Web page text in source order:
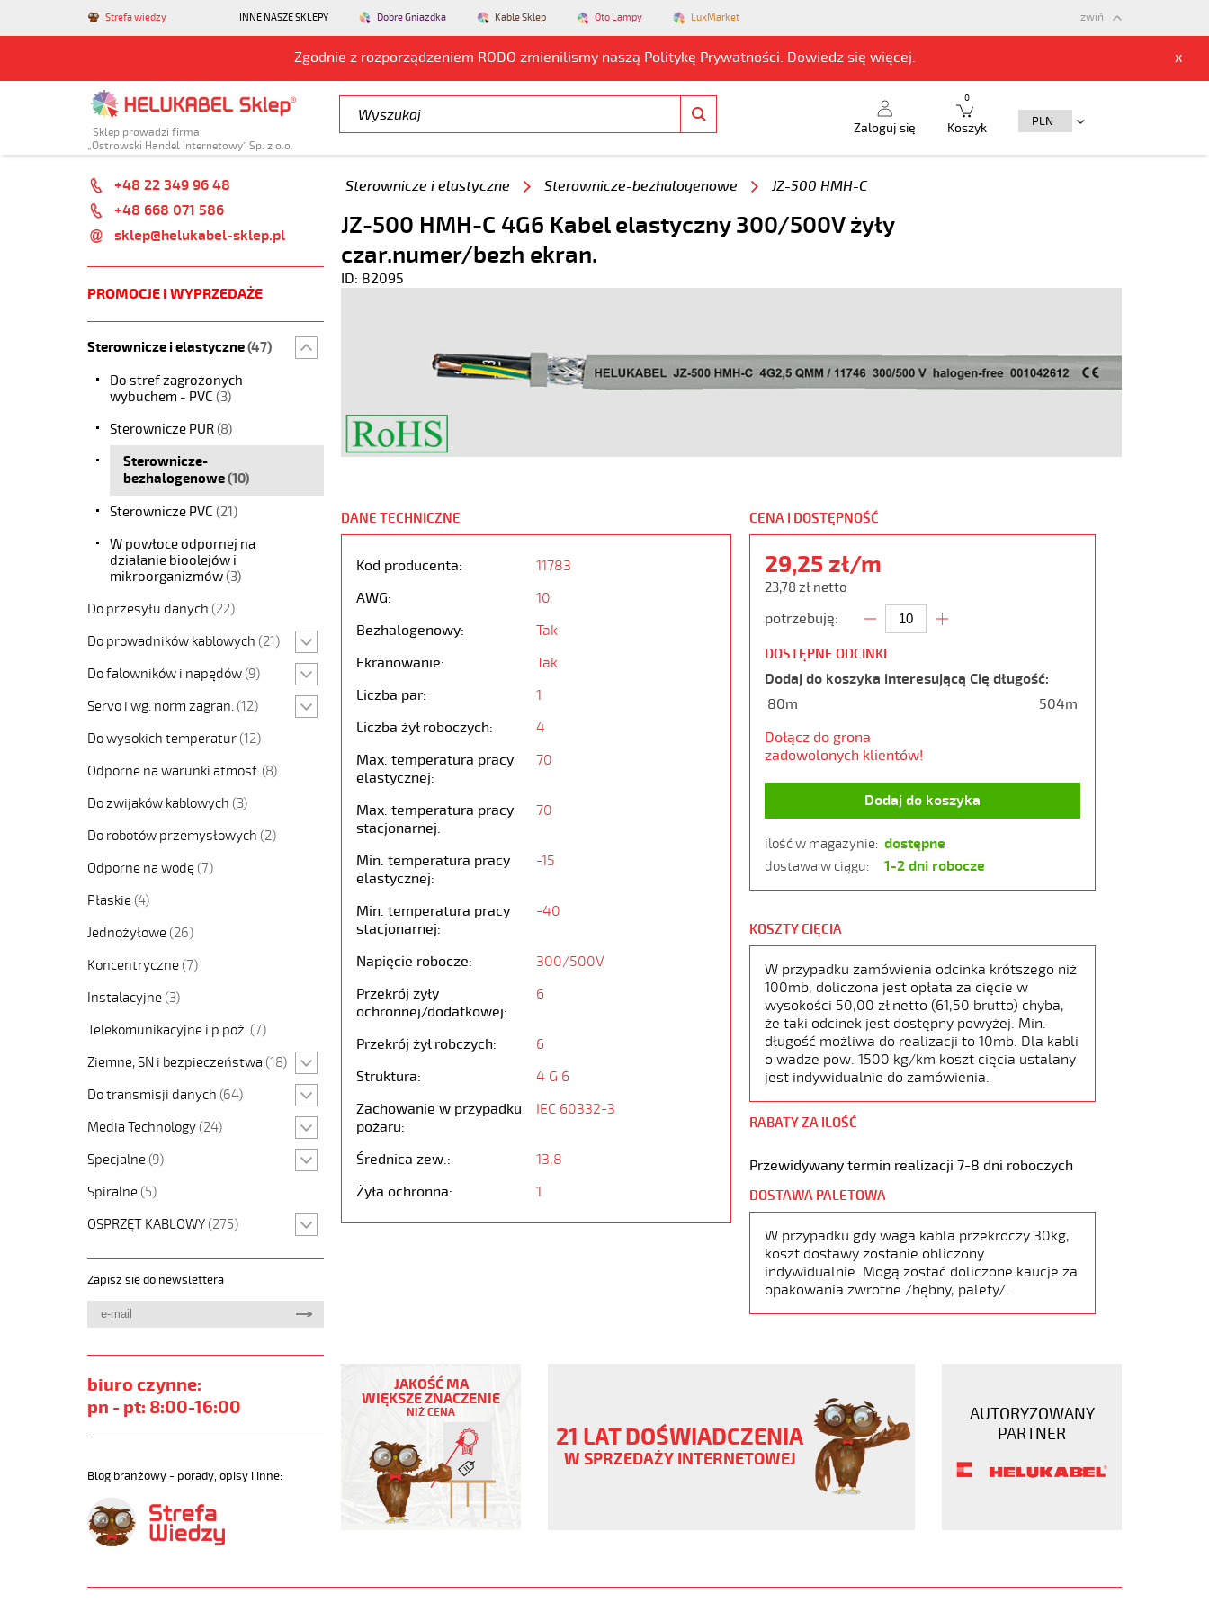
Strefa wiedzy INNE NASZE SKLEPY Dobre Gniazdka Kable Sklep Oto Lampy LuxMarket
Zgodnie z rozporządzeniem RODO zmienilismy naszą Politykę Prywatności. Dowiedz się więcej. x
zwiń
Sklep prowadzi firma
„Ostrowski Handel Internetowy” Sp. z o.o.
Zaloguj się Koszyk
0
+48 22 349 96 48
+48 668 071 586
sklep@helukabel-sklep.pl
PROMOCJE I WYPRZEDAŻE
Sterownicze i elastyczne(47)
Do stref zagrożonych
wybuchem - PVC (3)
Sterownicze PUR(8)
Sterownicze-
bezhalogenowe(10)
Sterownicze PVC (21)
W powłoce odpornej na
działanie bioolejów i
mikroorganizmów(3)
Do przesyłu danych (22)
Do prowadników kablowych (21)
Do falowników i napędów (9)
Servo i wg. norm zagran. (12)
Do wysokich temperatur (12)
Odporne na warunki atmosf. (8)
Do zwijaków kablowych (3)
Do robotów przemysłowych (2)
Odporne na wodę (7)
Płaskie (4)
Jednożyłowe (26)
Koncentryczne (7)
Instalacyjne (3)
Telekomunikacyjne i p.poż. (7)
Ziemne, SN i bezpieczeństwa (18)
Do transmisji danych (64)
Media Technology (24)
Specjalne (9)
Spiralne (5)
OSPRZĘT KABLOWY (275)
Zapisz się do newslettera
biuro czynne:
pn - pt: 8:00-16:00
Blog branżowy - porady, opisy i inne:
Sterownicze i elastyczne Sterownicze-bezhalogenowe JZ-500 HMH-C
JZ-500 HMH-C 4G6 Kabel elastyczny 300/500V żyły
czar.numer/bezh ekran.
ID: 82095
DANE TECHNICZNE
Kod producenta:
11783
AWG:
10
Bezhalogenowy:
Tak
Ekranowanie:
Tak
Liczba par:
1
Liczba żył roboczych:
4
Max. temperatura pracy
elastycznej:
70
Max. temperatura pracy
stacjonarnej:
70
Min. temperatura pracy
elastycznej:
-15
Min. temperatura pracy
stacjonarnej:
-40
Napięcie robocze:
300/500V
Przekrój żyły
ochronnej/dodatkowej:
6
Przekrój żył robczych:
6
Struktura:
4 G 6
Zachowanie w przypadku
pożaru:
IEC 60332-3
Średnica zew.:
13,8
Żyła ochronna:
1
CENA I DOSTĘPNOŚĆ
29,25 zł/m
23,78 zł netto
potrzebuję:
DOSTĘPNE ODCINKI
Dodaj do koszyka interesującą Cię długość:
80m
504m
Dołącz do grona
zadowolonych klientów!
Dodaj do koszyka
ilość w magazynie: dostępne
dostawa w ciągu: 1-2 dni robocze
KOSZTY CIĘCIA
W przypadku zamówienia odcinka krótszego niż
100mb, doliczona jest opłata za cięcie w
wysokości 50,00 zł netto (61,50 brutto) chyba,
że taki odcinek jest dostępny powyżej. Min.
długość możliwa do realizacji to 10mb. Dla kabli
o wadze pow. 1500 kg/km koszt cięcia ustalany
jest indywidualnie do zamówienia.
RABATY ZA ILOŚĆ
Przewidywany termin realizacji 7-8 dni roboczych
DOSTAWA PALETOWA
W przypadku gdy waga kabla przekroczy 30kg,
koszt dostawy zostanie obliczony
indywidualnie. Mogą zostać doliczone kaucje za
opakowania zwrotne /bębny, palety/.
HMH-
Kabel
elastyczny
300/500V
czar.numer/bezh
JZ-
JAKOŚĆ MA
WIĘKSZE ZNACZENIE
NIŻ CENA
21 LAT DOŚWIADCZENIA
W SPRZEDAŻY INTERNETOWEJ
AUTORYZOWANY
PARTNER